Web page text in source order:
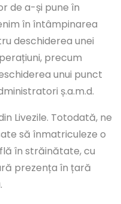
de a-și pune în
în întâmpinarea
deschiderea unei
precum
unui punct
ș.a.m.d.
Livezile. Totodată, ne
să înmatriculeze o
în străinătate, cu
prezența în țară